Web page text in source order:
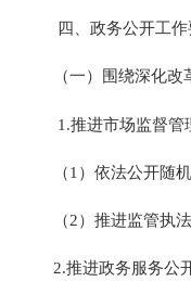
四、政务公开工
（一）围绕深化
1.推进市场监督管
（1 ）依法公开随
（2）推进监管执
2.推进政务服务公